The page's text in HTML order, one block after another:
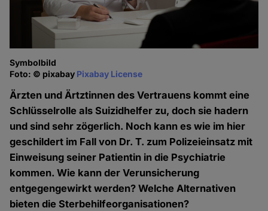
Symbolbild
Foto: © pixabay Pixabay License
Ärzten und Ärtztinnen des Vertrauens kommt eine
Schlüsselrolle als Suizidhelfer zu, doch sie hadern
und sind sehr zögerlich. Noch kann es wie im hier
geschildert im Fall von Dr. T. zum Polizeieinsatz mit
Einweisung seiner Patientin in die Psychiatrie
kommen. Wie kann der Verunsicherung
entgegengewirkt werden? Welche Alternativen
bieten die Sterbehilfeorganisationen?